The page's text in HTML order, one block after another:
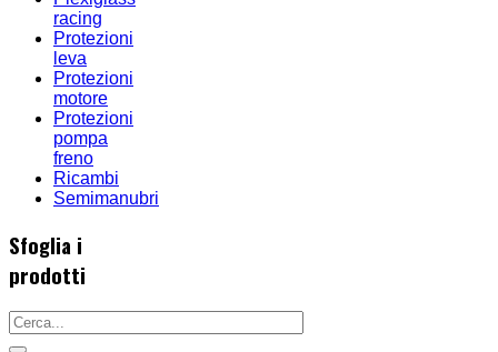
racing
Protezioni
leva
Protezioni
motore
Protezioni
pompa
freno
Ricambi
Semimanubri
Sfoglia i
prodotti